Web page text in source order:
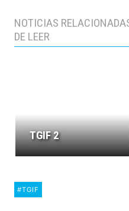
NOTICIAS
DE LEER
TGIF 2
#TGIF